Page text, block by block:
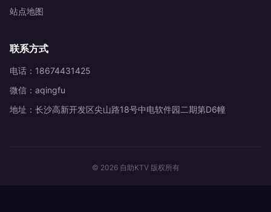
站点地图
联系方式
电话：18674431425
微信：aqingfu
地址：长沙高新开发区尖山路18号中电软件园二期第D6幢
© 2026 自助KTV 版权所有